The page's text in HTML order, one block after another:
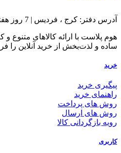
آدرس دفتر: کرج ، فردیس | 7 روز هفته، 24 ساعته
هوم پلاست با ارائه کالاهای متنوع و
ساده و لذت‌بخش از خرید آنلاین را
خرید
پیگیری خرید
راهنمای خرید
روش های پرداخت
روش های ارسال
رویه بازگردانی کالا
کاربری